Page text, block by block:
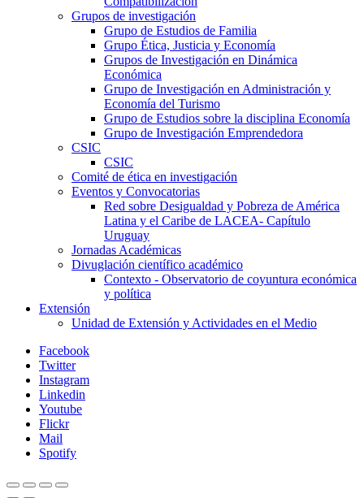
Grupos de investigación
Grupo de Estudios de Familia
Grupo Ética, Justicia y Economía
Grupos de Investigación en Dinámica
Económica
Grupo de Investigación en Administración y
Economía del Turismo
Grupo de Estudios sobre la disciplina Economía
Grupo de Investigación Emprendedora
CSIC
CSIC
Comité de ética en investigación
Eventos y Convocatorias
Red sobre Desigualdad y Pobreza de América
Latina y el Caribe de LACEA- Capítulo
Uruguay
Jornadas Académicas
Divuglación científico académico
Contexto - Observatorio de coyuntura económica
y política
Extensión
Unidad de Extensión y Actividades en el Medio
Facebook
Twitter
Instagram
Linkedin
Youtube
Flickr
Mail
Spotify